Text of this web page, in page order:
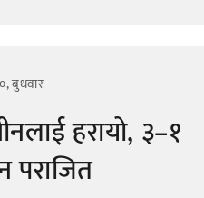
बुधवार
हरायो, ३–१
पराजित